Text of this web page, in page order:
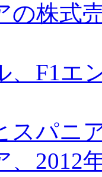
の株式
、F1エ
スパニ
、2012